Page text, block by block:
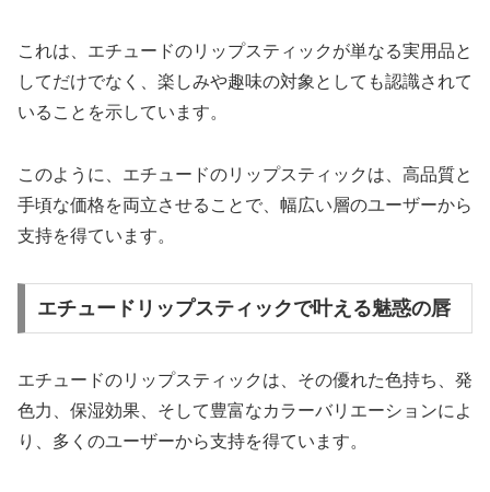
これは、エチュードのリップスティックが単なる実用品と
してだけでなく、楽しみや趣味の対象としても認識されて
いることを示しています。
このように、エチュードのリップスティックは、高品質と
手頃な価格を両立させることで、幅広い層のユーザーから
支持を得ています。
エチュードリップスティックで叶える魅惑の唇
エチュードのリップスティックは、その優れた色持ち、発
色力、保湿効果、そして豊富なカラーバリエーションによ
り、多くのユーザーから支持を得ています。